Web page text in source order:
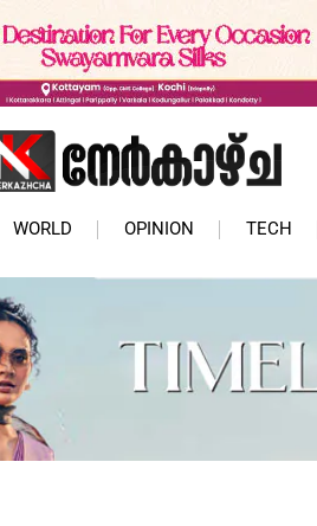
WORLD OPINION TECH